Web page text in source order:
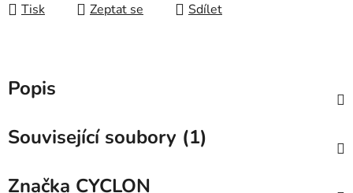
Tisk Zeptat se Sdílet
Popis
Související soubory (1)
Značka CYCLON